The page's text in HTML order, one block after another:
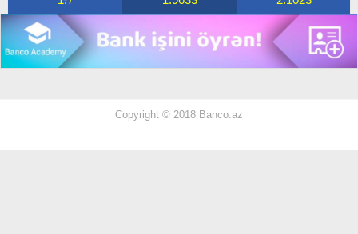
Copyright © 2018 Banco.az